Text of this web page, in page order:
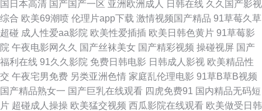
妻一二三区 亚洲变态另类综合 91国产ts 91探花在线视频 99久久无码视频
91在线观看18 岛国成人在线不卡 精品日韩中文在线 蜜桃成人网站 人人操91
91国产精品女上位 91性视频 豆花吃瓜网 九九精品成人 内射人妖 午夜寂寞人
妻系列 91po视频w 91视频在线观看网页 不卡AV电影网站 久草在线免费av
国日本高清 国产国产一区 亚洲欧洲成人 日韩在线 久久国产影视
综合 欧美69潮喷 伦理片app下载 激情视频国产精品 91草莓久草
超碰 成人性爱aa影院 欧美性爱插插 欧美日韩色黄片 91草莓影
院 午夜电影网久久 国产丝袜美女 国产精彩视频 操碰视屏 国产
福利在线 91久久影院 免费日韩电影 日韩成人影视 欧美精品性
交 午夜宅男免费 另类亚洲色情 家庭乱伦理电影 91草B草B视频
国产精品熟女一 国产巨乳在线观看 四虎免费91 国内精品无码短
片 超碰成人操操 欧美猛交视频 西瓜影院在线观看 欧美做受日韩